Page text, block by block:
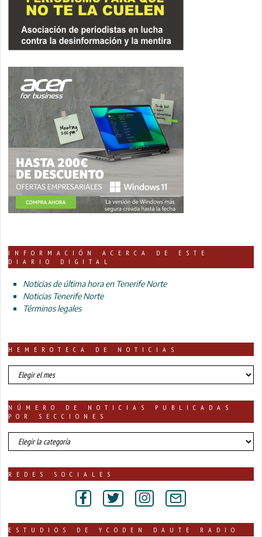
INFORMACIÓN ACERCA DE ESTE
DIARIO DIGITAL
Noticias de última hora en Tenerife Norte
Noticias Tenerife Norte
Términos legales
HEMEROTECA DE NOTICIAS
HEMEROTECA
DE
NÚMERO DE NOTICIAS PUBLICADAS
POR SECCIONES
número
de
publicadas
REDES SOCIALES
ESTUDIOS DE YCODEN DAUTE RADIO